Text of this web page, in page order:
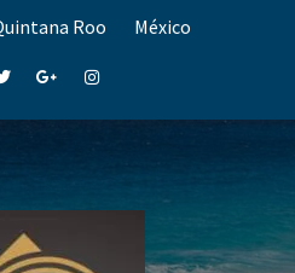
Roo México
Google+Instagram